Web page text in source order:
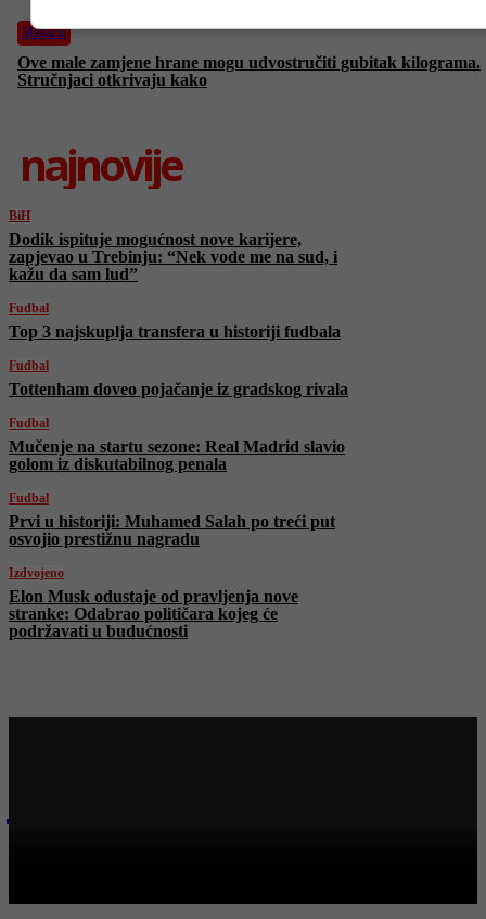
Magazin
Ove male zamjene hrane mogu udvostručiti gubitak kilograma.
Stručnjaci otkrivaju kako
najnovije
BiH
Dodik ispituje mogućnost nove karijere,
zapjevao u Trebinju: “Nek vode me na sud, i
kažu da sam lud”
Fudbal
Top 3 najskuplja transfera u historiji fudbala
Fudbal
Tottenham doveo pojačanje iz gradskog rivala
Fudbal
Mučenje na startu sezone: Real Madrid slavio
golom iz diskutabilnog penala
Fudbal
Prvi u historiji: Muhamed Salah po treći put
osvojio prestižnu nagradu
Izdvojeno
Elon Musk odustaje od pravljenja nove
stranke: Odabrao političara kojeg će
podržavati u budućnosti